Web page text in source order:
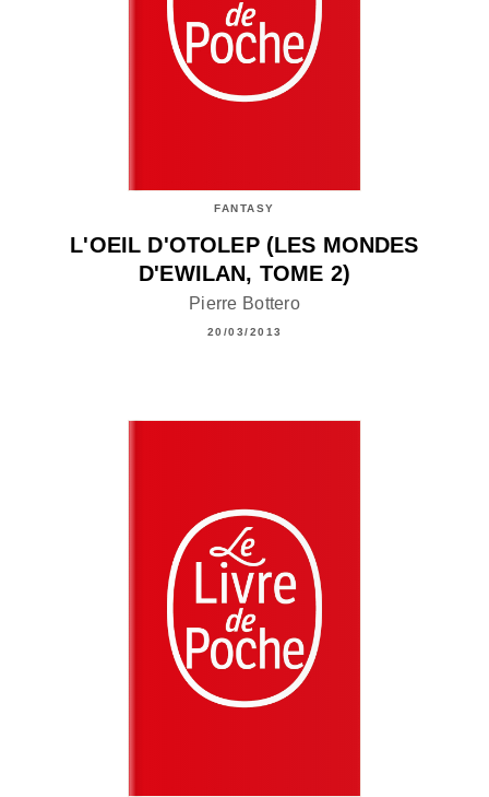
FANTASY
L'OEIL D'OTOLEP (LES MONDES
D'EWILAN, TOME 2)
Pierre Bottero
20/03/2013